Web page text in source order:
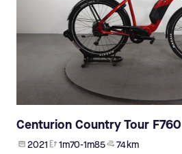
Centurion Country Tour F760
2021 1m70-1m85 74 km